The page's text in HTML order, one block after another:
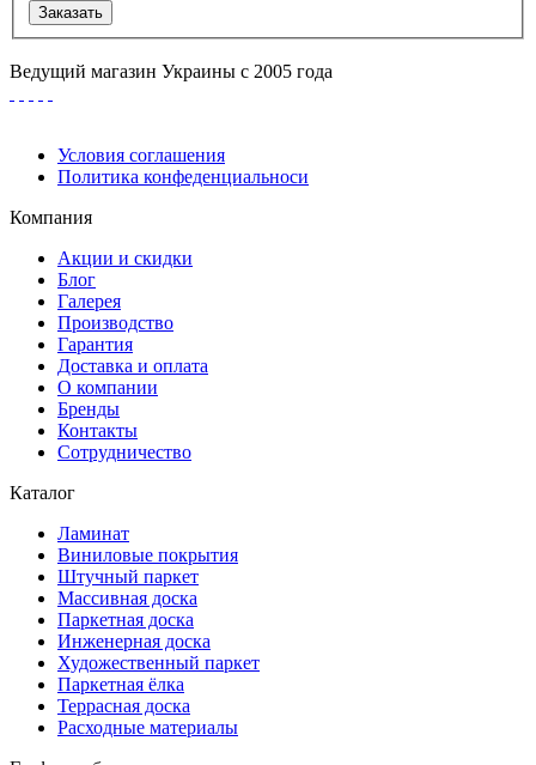
Заказать
Ведущий магазин Украины с 2005 года
Условия соглашения
Политика конфеденциальноси
Компания
Акции и скидки
Блог
Галерея
Производство
Гарантия
Доставка и оплата
О компании
Бренды
Контакты
Сотрудничество
Каталог
Ламинат
Виниловые покрытия
Штучный паркет
Массивная доска
Паркетная доска
Инженерная доска
Художественный паркет
Паркетная ёлка
Террасная доска
Расходные материалы